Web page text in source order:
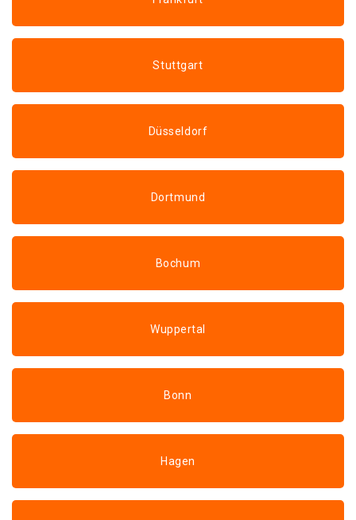
Stuttgart
Düsseldorf
Dortmund
Bochum
Wuppertal
Bonn
Hagen